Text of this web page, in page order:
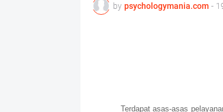
by psychologymania.com -
Terdapat asas-asas